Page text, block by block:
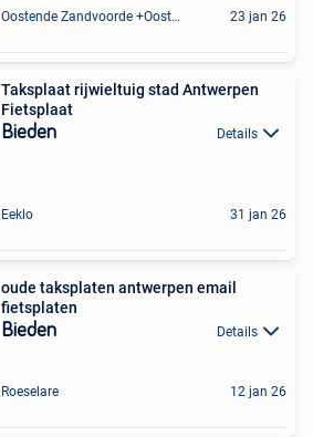
Oostende Zandvoorde +Oostende 23 jan 26
Taksplaat rijwieltuig stad Antwerpen
Fietsplaat
Bieden Details
Eeklo 31 jan 26
oude taksplaten antwerpen email
fietsplaten
Bieden Details
Roeselare 12 jan 26